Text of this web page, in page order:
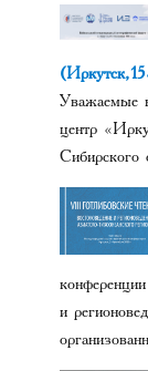
(Иркутск,
Уважаемые
центр
Сибирского
и